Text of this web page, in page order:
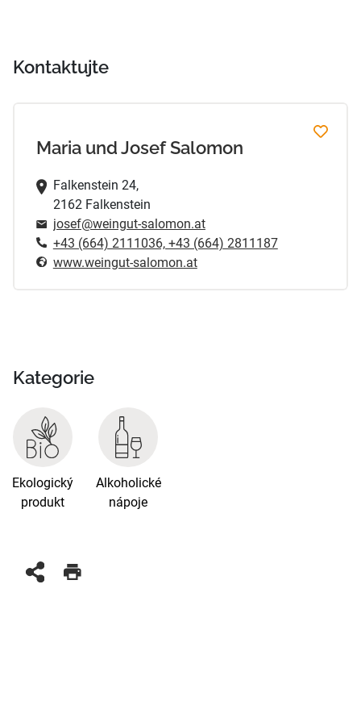
Kontaktujte
Maria und Josef Salomon
Falkenstein 24,
2162 Falkenstein
josef@weingut-salomon.at
+43 (664) 2111036, +43 (664) 2811187
www.weingut-salomon.at
Kategorie
Ekologický
produkt
Alkoholické
nápoje